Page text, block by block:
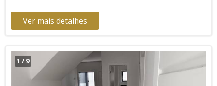
Ver mais detalhes
1 / 9